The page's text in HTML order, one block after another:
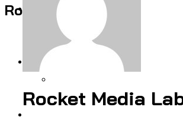
Rocket Media Lab
Politics
สำรวจร่างงบปี 70 ของ กท
จราจรฯ เพิ่ม 150% มีเพีย
โดยเขตจตุจักรสูงสุด
Environment
สำรวจเหตุไฟไหม้ในกรุงเ
Rocket Media